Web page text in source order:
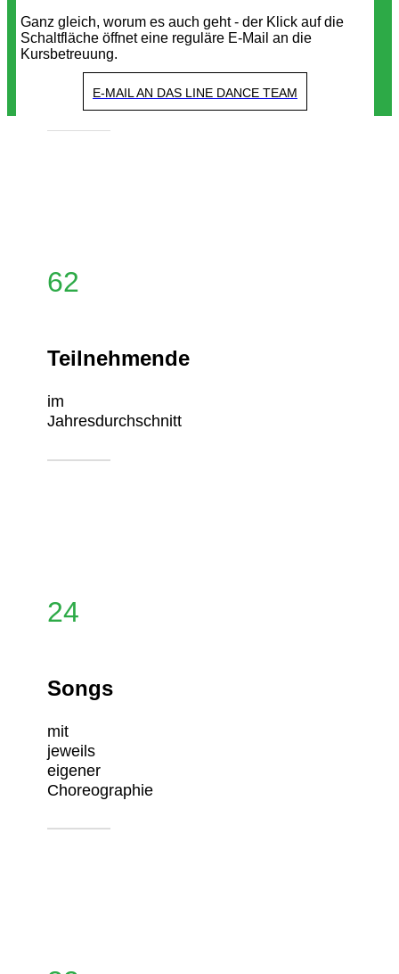
Ganz gleich, worum es auch geht - der Klick auf die
Schaltfläche öffnet eine reguläre E-Mail an die
Kursbetreuung.
E-MAIL AN DAS LINE DANCE TEAM
62
Teilnehmende
im
Jahresdurchschnitt
24
Songs
mit
jeweils
eigener
Choreographie